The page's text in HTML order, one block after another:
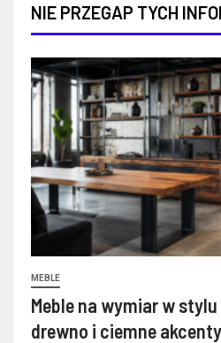
NIE PRZEGAP TYCH
MEBLE
Meble na wymiar w
drewno i ciemne akcenty